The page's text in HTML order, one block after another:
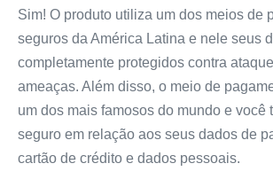
Sim! O produto utiliza um dos meios de
seguros da América Latina e nele seus
completamente protegidos contra
ameaças. Além disso, o meio de
um dos mais famosos do mundo e você
seguro em relação aos seus dados de
cartão de crédito e dados pessoais.